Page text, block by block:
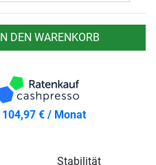
IN DEN WARENKORB
Stabilität
104,97 € / Monat